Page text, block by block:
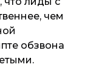
чем
обзвона